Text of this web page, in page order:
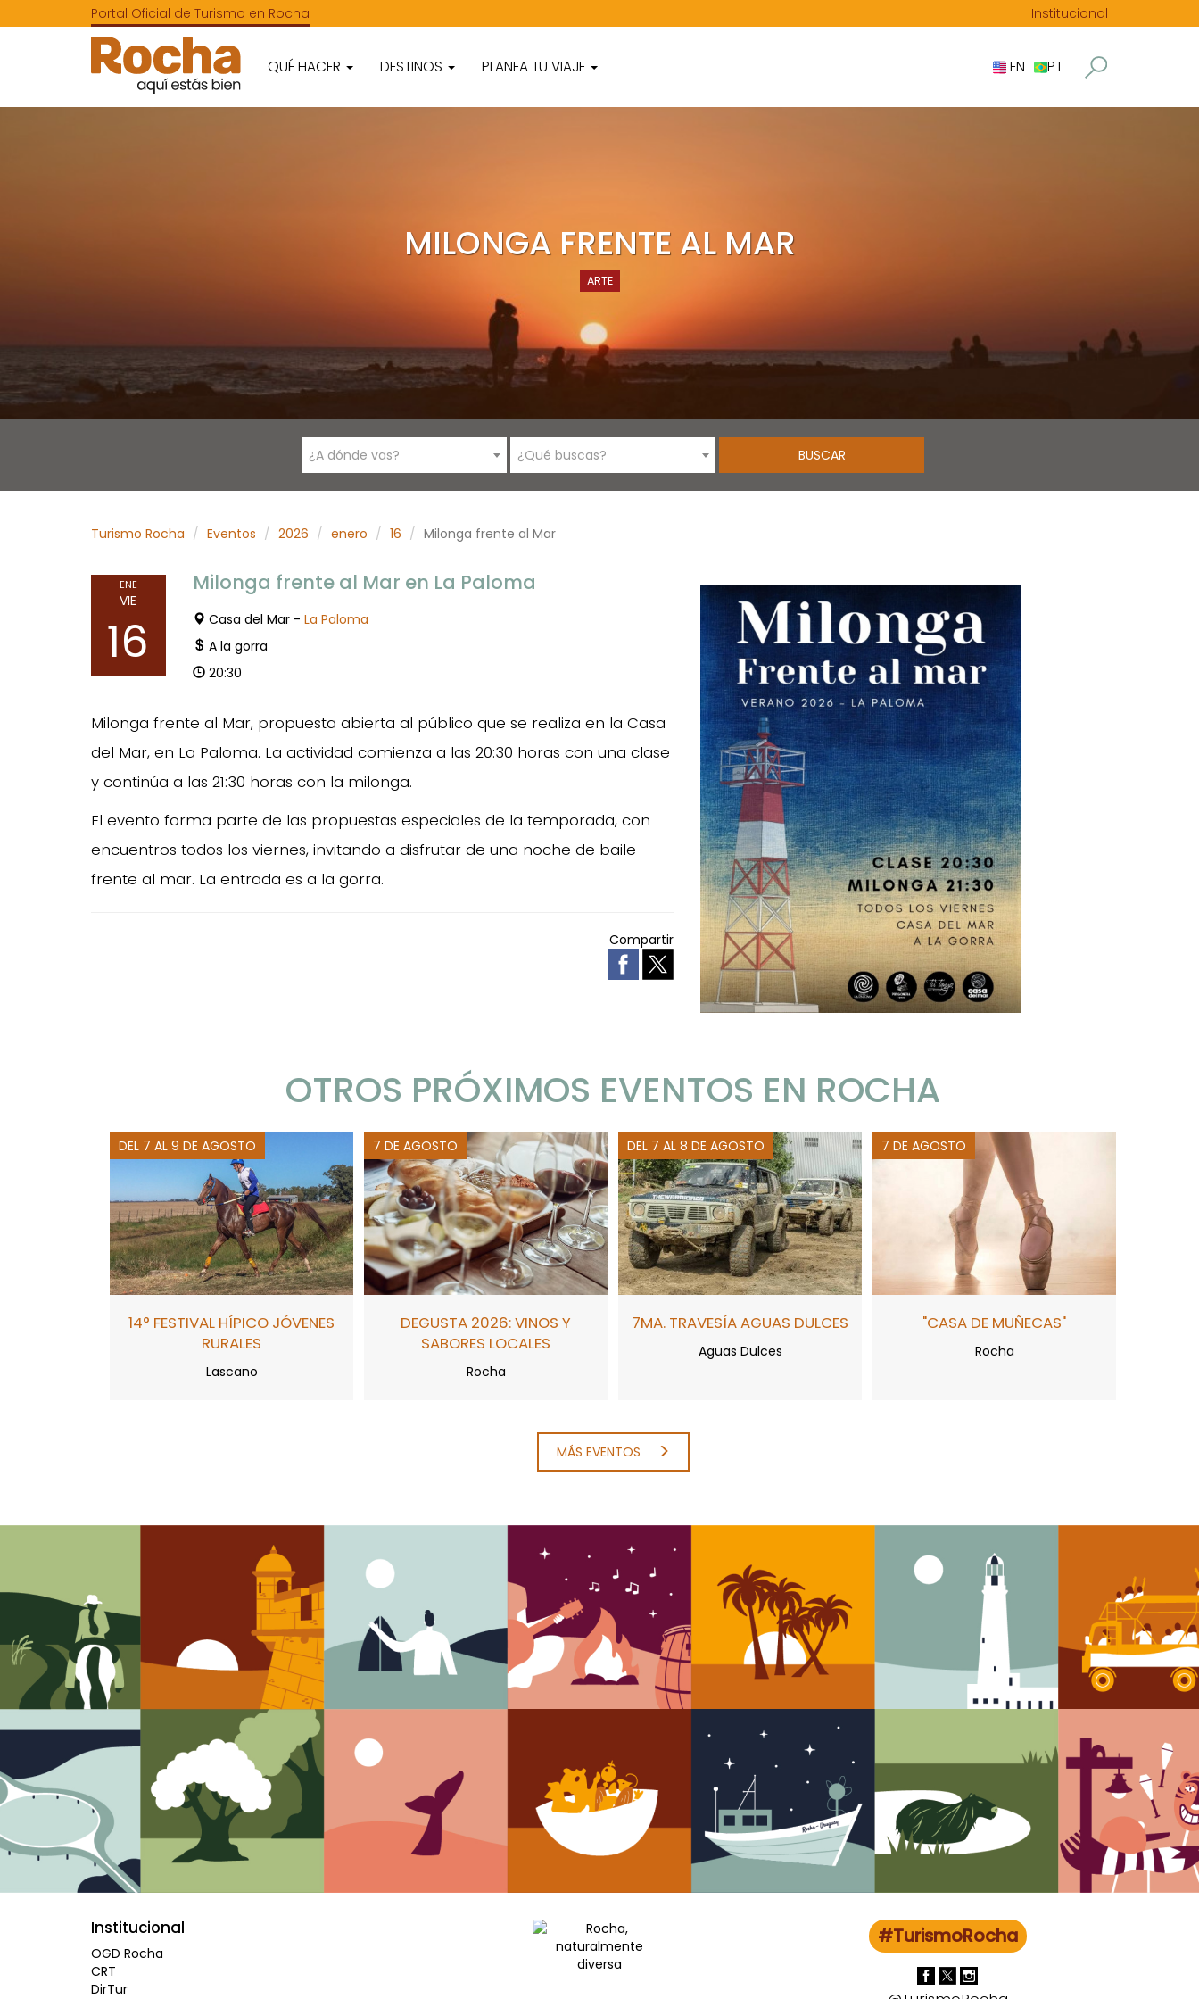
Portal Oficial de Turismo en Rocha Institucional
QUÉ HACER DESTINOS PLANEA TU VIAJE EN PT
MILONGA FRENTE AL MAR
ARTE
¿A dónde vas? ¿Qué buscas?
Turismo Rocha Eventos 2026 enero 16 Milonga frente al Mar
ENE
VIE
16
Milonga frente al Mar en La Paloma
Casa del Mar - La Paloma
A la gorra
20:30
Milonga frente al Mar, propuesta abierta al público que se realiza en la Casa
del Mar, en La Paloma. La actividad comienza a las 20:30 horas con una clase
y continúa a las 21:30 horas con la milonga.
El evento forma parte de las propuestas especiales de la temporada, con
encuentros todos los viernes, invitando a disfrutar de una noche de baile
frente al mar. La entrada es a la gorra.
Compartir
OTROS PRÓXIMOS EVENTOS EN ROCHA
DEL 7 AL 9 DE AGOSTO
14° FESTIVAL HÍPICO JÓVENES
RURALES
Lascano
7 DE AGOSTO
DEGUSTA 2026: VINOS Y
SABORES LOCALES
Rocha
DEL 7 AL 8 DE AGOSTO
7MA. TRAVESÍA AGUAS DULCES
Aguas Dulces
7 DE AGOSTO
"CASA DE MUÑECAS"
Rocha
MÁS EVENTOS
Institucional
OGD Rocha
CRT
DirTur
#TurismoRocha